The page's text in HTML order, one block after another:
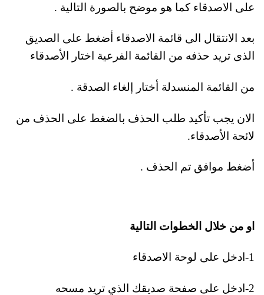
على الاصدقاء كما هو موضح بالصورة التالية .
بعد الانتقال الى قائمة الاصدقاء أضغط على الصديق
الذى تريد حذفه من القائمة الفرعية اختار الأصدقاء
من القائمة المنسدلة أختار إلغاء الصدقة .
الان يجب تأكيد طلب الحذف بالضغط على الحذف من
لائحة الأصدقاء.
أضغط موافق تم الحذف .
او من خلال الخطوات التالية
1-ادخل على لوحة الاصدقاء
2-ادخل على صفحة صديقك الذي تريد مسحه